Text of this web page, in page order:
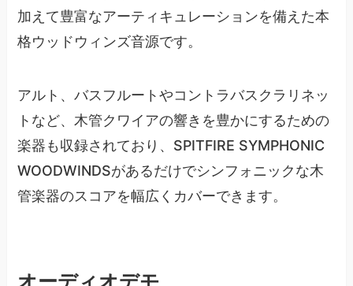
加えて豊富なアーティキュレーションを備えた本
格ウッドウィンズ音源です。
アルト、バスフルートやコントラバスクラリネッ
トなど、木管クワイアの響きを豊かにするための
楽器も収録されており、SPITFIRE SYMPHONIC
WOODWINDSがあるだけでシンフォニックな木
管楽器のスコアを幅広くカバーできます。
オーディオデモ